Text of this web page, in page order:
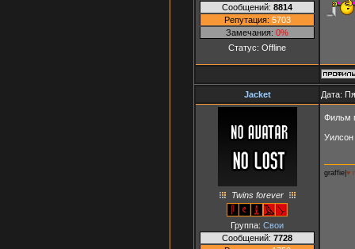
Сообщений: 8814
Репутация: 5703
Замечания: 0%
Статус: Offline
Jacket Дата:
Twins forever
Группа: Свои
Сообщений: 7728
Фильм
Уилсон
graffie| ♥